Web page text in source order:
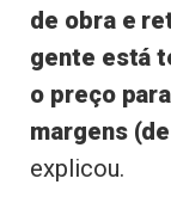
de obra e
gente está
o preço
margens
explicou.